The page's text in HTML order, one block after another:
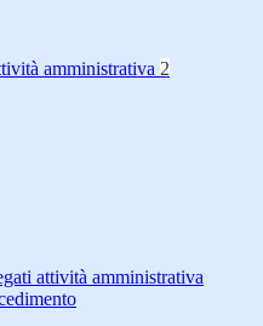
amministrativa 2
attività amministrativa